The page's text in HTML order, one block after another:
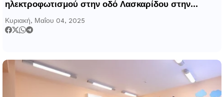
ηλεκτροφωτισμού στην οδό Λασκαρίδου στην
Κυριακή, Μαΐου 04, 2025